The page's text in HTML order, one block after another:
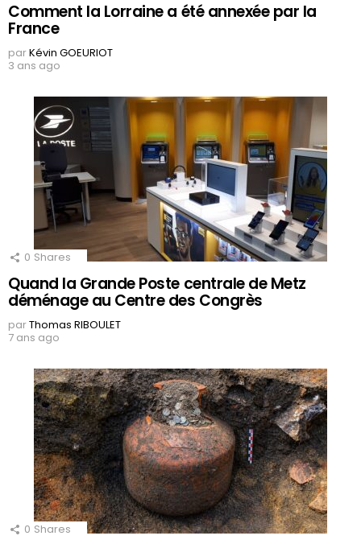
Comment la Lorraine a été annexée par la
France
parKévin GOEURIOT
3 ans ago
0 Shares
Quand la Grande Poste centrale de Metz
déménage au Centre des Congrès
parThomas RIBOULET
7 ans ago
0 Shares